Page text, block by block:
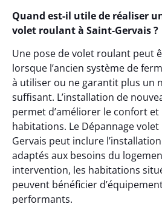
Quand est-il utile de réaliser
volet roulant à Saint-Gervais ?
Une pose de volet roulant peut
lorsque l’ancien système de
à utiliser ou ne garantit plus un
suffisant. L’installation de
permet d’améliorer le confort et
habitations. Le Dépannage
Gervais peut inclure
adaptés aux besoins du
intervention, les habitations
peuvent bénéficier
performants.